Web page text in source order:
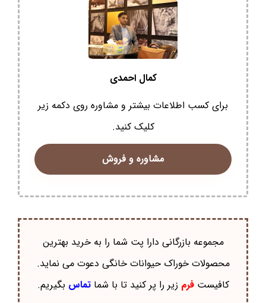
کمال احمدی
برای کسب اطلاعات بیشتر و مشاوره روی دکمه زیر
کلیک کنید.
مشاوره و فروش
مجموعه بازرگانی دارا پت شما را به خرید بهترین
محصولات خوراک حيوانات خانگی دعوت می نماید.
کافیستفرم زیر را پر کنید تا با شماتماس بگیریم.